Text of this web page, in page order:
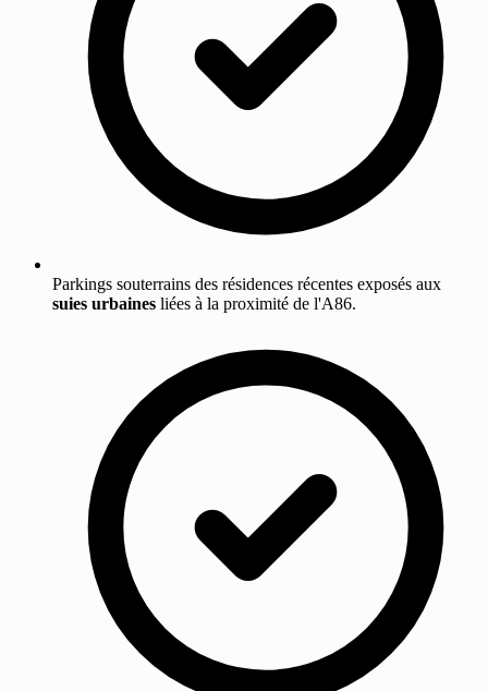
Parkings souterrains des résidences récentes exposés aux
suies urbaines liées à la proximité de l'A86.